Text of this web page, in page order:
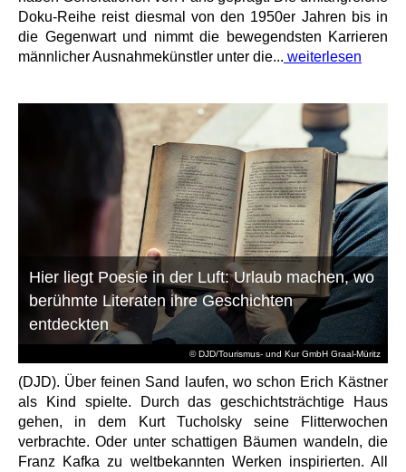
Doku-Reihe reist diesmal von den 1950er Jahren bis in
die Gegenwart und nimmt die bewegendsten Karrieren
männlicher Ausnahmekünstler unter die... weiterlesen
© DJD/Tourismus- und Kur GmbH Graal-Müritz
Hier liegt Poesie in der Luft: Urlaub machen, wo
berühmte Literaten ihre Geschichten
entdeckten
(DJD). Über feinen Sand laufen, wo schon Erich Kästner
als Kind spielte. Durch das geschichtsträchtige Haus
gehen, in dem Kurt Tucholsky seine Flitterwochen
verbrachte. Oder unter schattigen Bäumen wandeln, die
Franz Kafka zu weltbekannten Werken inspirierten. All